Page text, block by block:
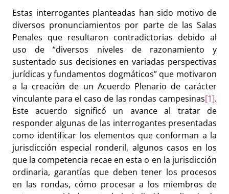
Estas interrogantes planteadas han sido motivo de
diversos pronunciamientos por parte de las Salas
Penales que resultaron contradictorias debido al
uso de “diversos niveles de razonamiento y
sustentado sus decisiones en variadas perspectivas
jurídicas y fundamentos dogmáticos” que motivaron
a la creación de un Acuerdo Plenario de carácter
vinculante para el caso de las rondas campesinas[1].
Este acuerdo significó un avance al tratar de
responder algunas de las interrogantes presentadas
como identificar los elementos que conforman a la
jurisdicción especial ronderil, algunos casos en los
que la competencia recae en esta o en la jurisdicción
ordinaria, garantías que deben tener los procesos
en las rondas, cómo procesar a los miembros de